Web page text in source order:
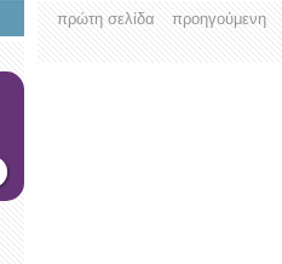
πρώτη σελίδα προηγούμενη